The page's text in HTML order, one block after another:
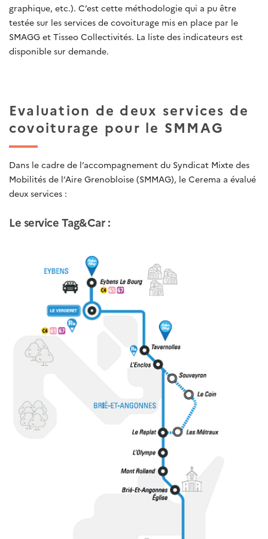
graphique, etc.). C’est cette méthodologie qui a pu être
testée sur les services de covoiturage mis en place par le
SMAGG et Tisseo Collectivités. La liste des indicateurs est
disponible sur demande.
Evaluation de deux services de
covoiturage pour le SMMAG
Dans le cadre de l’accompagnement du Syndicat Mixte des
Mobilités de l’Aire Grenobloise (SMMAG), le Cerema a évalué
deux services :
Le service Tag&Car :